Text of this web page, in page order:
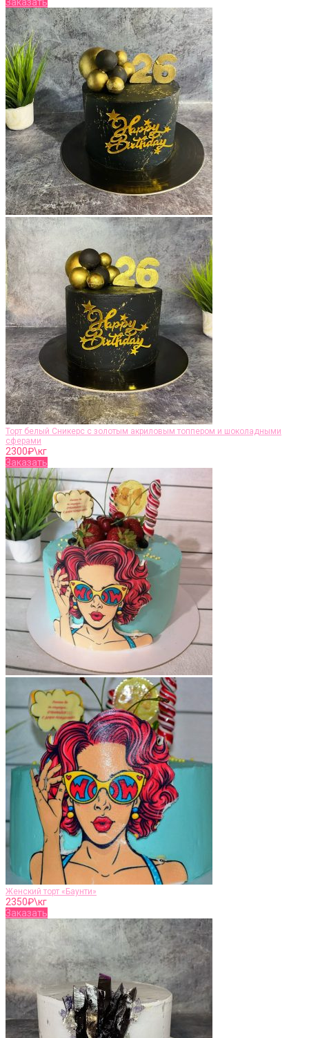
Заказать
Торт белый Сникерс с золотым акриловым топпером и шоколадными
сферами
2300₽\кг
Заказать
Женский торт «Баунти»
2350₽\кг
Заказать